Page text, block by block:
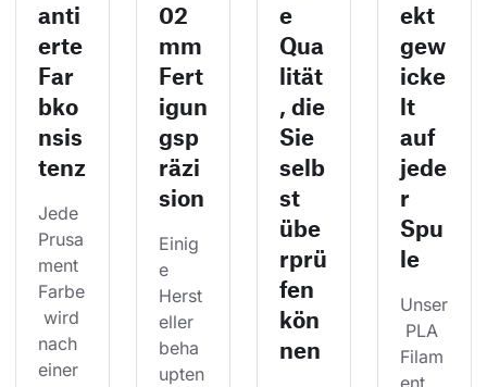
anti
erte
Far
bko
nsis
tenz
Jede
Prusa
ment
Farbe
wird
nach
einer
02
mm
Fert
igun
gsp
räzi
sion
Einig
e
Herst
eller
beha
upten
e
Qua
lität
, die
Sie
selb
st
übe
rprü
fen
kön
nen
ekt
gew
icke
lt
auf
jede
r
Spu
le
Unser
PLA
Filam